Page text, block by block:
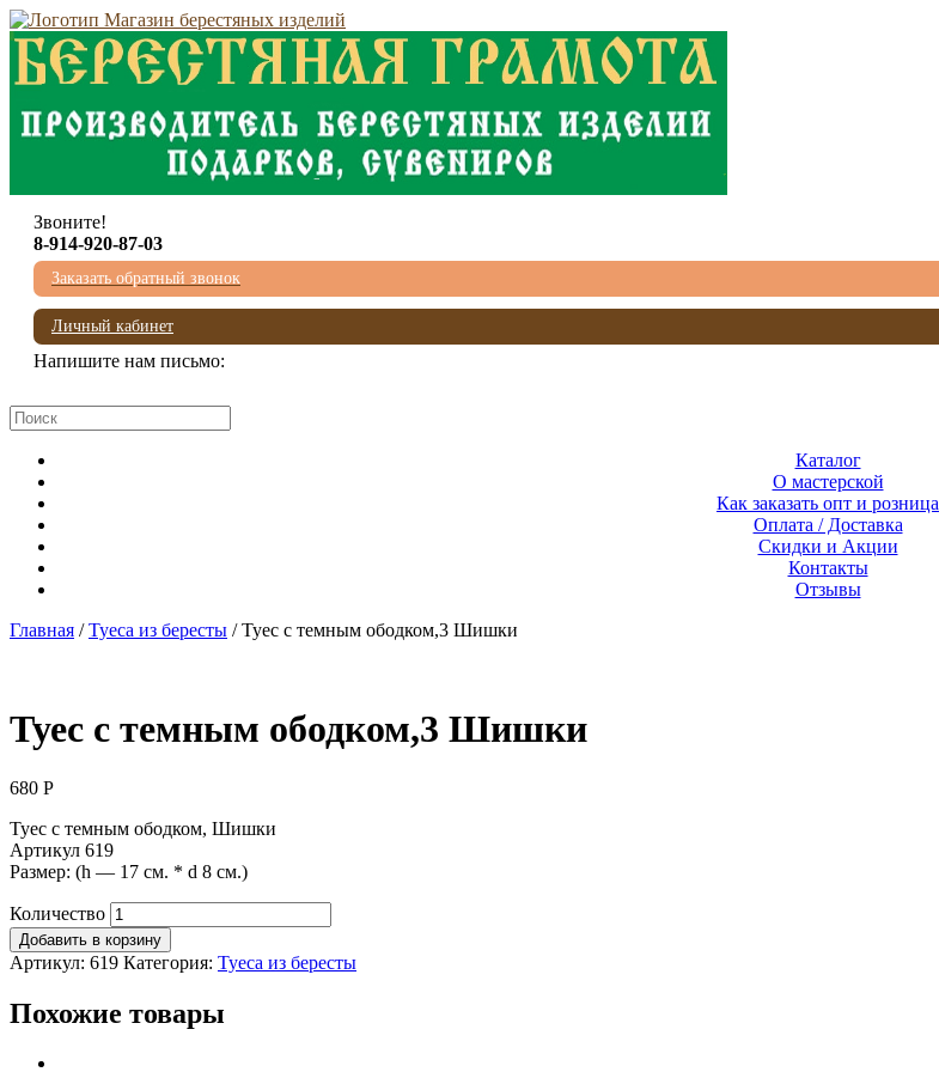
Звоните!
8-914-920-87-03
Заказать обратный звонок
Личный кабинет
Напишите нам письмо:
Каталог
О мастерской
Как заказать опт и розница
Оплата / Доставка
Скидки и Акции
Контакты
Отзывы
Главная /Туеса из бересты / Туес с темным ободком,3 Шишки
Туес с темным ободком,3 Шишки
680 Р
Туес с темным ободком, Шишки
Артикул 619
Размер: (h — 17 см. * d 8 см.)
Количество
Добавить в корзину
Артикул: 619 Категория: Туеса из бересты
Похожие товары